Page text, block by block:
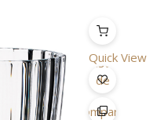
Quick View
Lista
de
Desejo
Comparar